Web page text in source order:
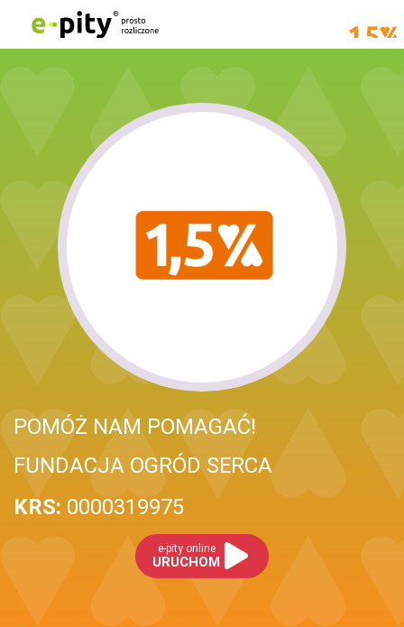
POMÓŻ NAM POMAGAĆ!
FUNDACJA OGRÓD SERCA
KRS: 0000319975
e-pity online
URUCHOM